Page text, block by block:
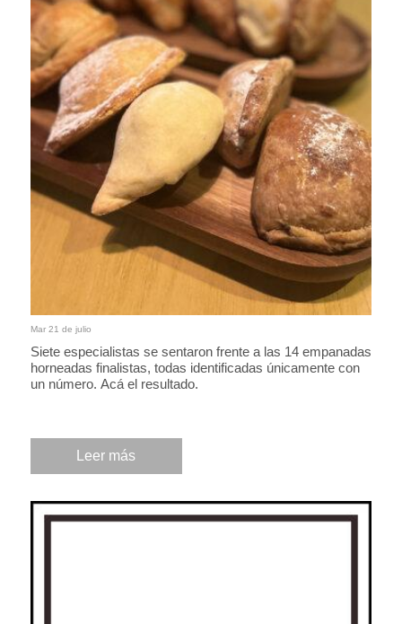
Mar 21 de julio
Siete especialistas se sentaron frente a las 14 empanadas
horneadas finalistas, todas identificadas únicamente con
un número. Acá el resultado.
Leer más